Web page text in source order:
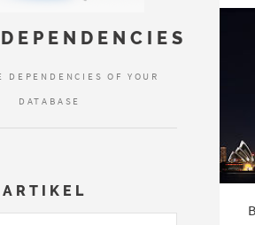
DEPENDENCIES OF YOUR
DATABASE